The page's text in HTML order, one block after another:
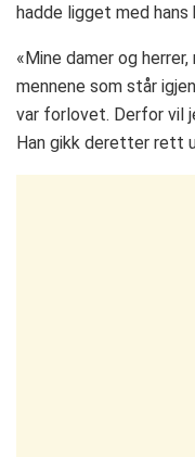
hadde ligget med
«Mine damer og
mennene som står
var forlovet. Derfor vil
Han gikk deretter rett